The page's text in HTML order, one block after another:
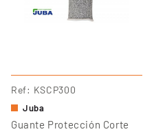
Ref KSCP300
Juba
Guante Protección Corte